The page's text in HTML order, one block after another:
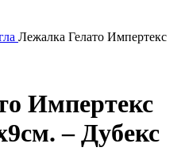
Лежалка Гелато Импертекс
Импертекс
– Дубекс